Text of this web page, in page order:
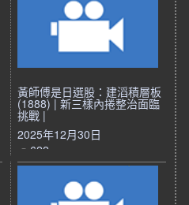
黃師傅是日選股：建滔積層板
(1888) | 新三樣內捲整治面臨
挑戰 |
2025年12月30日
622